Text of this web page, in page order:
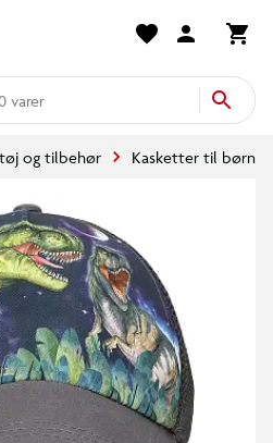
varer
og tilbehør Kasketter til børn